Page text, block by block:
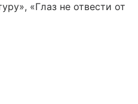
«Глаз не отвести от